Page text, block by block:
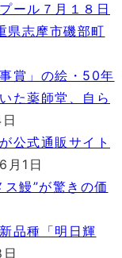
ール７月１８日
県志摩市磯部町
賞」の絵・50年
た薬師堂、自ら
公式通販サイト
月1日
ス鰻”が驚きの価
品種「明日輝